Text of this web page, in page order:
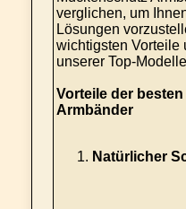
verglichen, um
Lösungen
wichtigsten Vorteile
unserer Top-
Vorteile der
Armbänder
Natürlicher